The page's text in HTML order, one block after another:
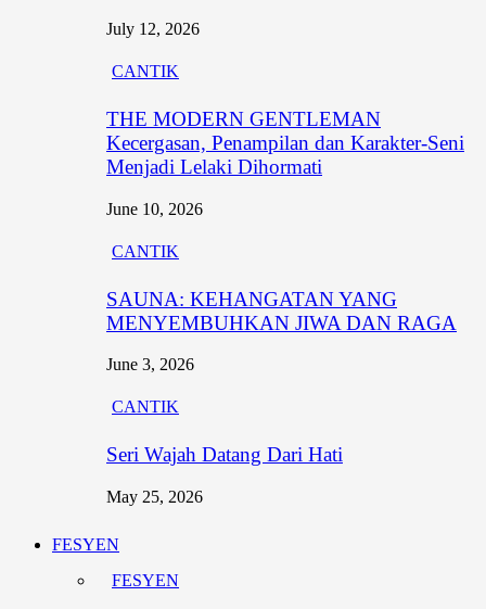
July 12, 2026
CANTIK
THE MODERN GENTLEMAN
Kecergasan, Penampilan dan Karakter-Seni
Menjadi Lelaki Dihormati
June 10, 2026
CANTIK
SAUNA: KEHANGATAN YANG
MENYEMBUHKAN JIWA DAN RAGA
June 3, 2026
CANTIK
Seri Wajah Datang Dari Hati
May 25, 2026
FESYEN
FESYEN